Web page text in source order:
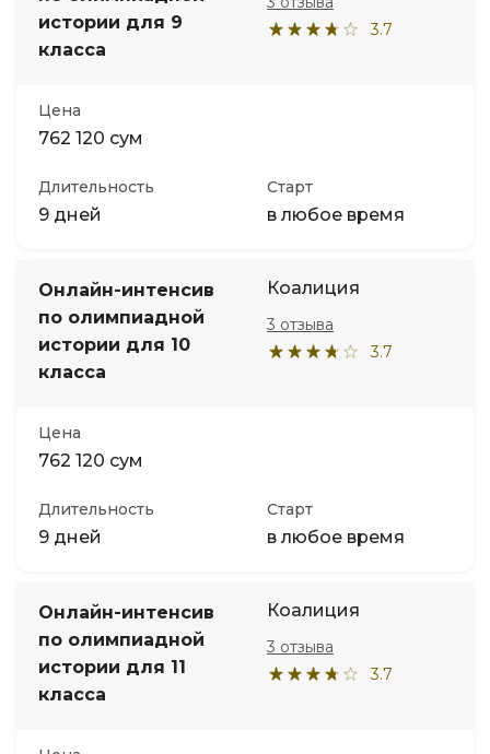
истории для 9
класса
3.7
Цена
762 120 сум
Длительность
9 дней
Старт
в любое время
Онлайн-интенсив
по олимпиадной
истории для 10
класса
Коалиция
3.7
3 отзыва
Цена
762 120 сум
Длительность
9 дней
Старт
в любое время
Онлайн-интенсив
по олимпиадной
истории для 11
класса
Коалиция
3.7
3 отзыва